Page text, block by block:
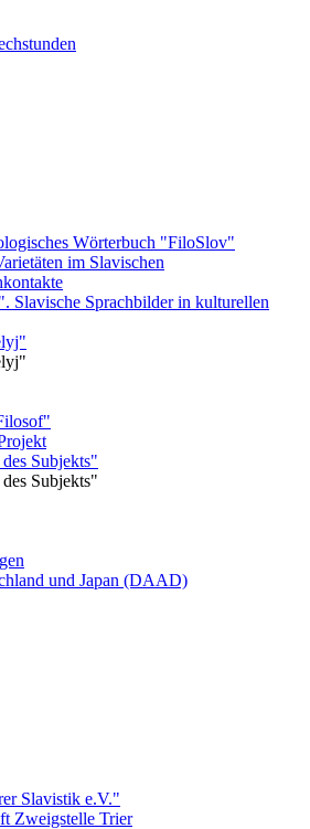
Wörterbuch "FiloSlov"
im Slavischen
Slavische Sprachbilder in kulturellen
Subjekts"
Subjekts"
und Japan (DAAD)
Slavistik e.V."
Zweigstelle Trier